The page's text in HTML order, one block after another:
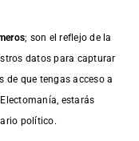
; son el reflejo de la
datos para capturar
de que tengas acceso a
estarás
político.